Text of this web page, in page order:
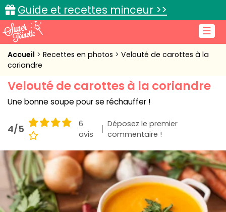
☰
Guide et recettes minceur >>
Accueil
Cuisine pratique
L'actu cuisine
Connexion
Accueil Recettes en photos
Velouté de carottes à la
coriandre
Velouté de carottes à la coriandre
Une bonne soupe pour se réchauffer !
4/5
6
avis
Déposez le premier
commentaire !